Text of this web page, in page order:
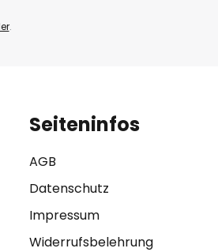
.
Seiteninfos
AGB
Datenschutz
Impressum
Widerrufsbelehrung